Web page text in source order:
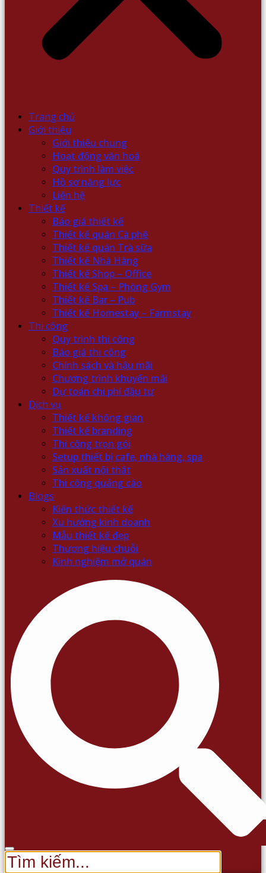
Trang chủ
Giới thiệu
Giới thiệu chung
Hoạt động văn hoá
Quy trình làm việc
Hồ sơ năng lực
Liên hệ
Thiết kế
Báo giá thiết kế
Thiết kế quán Cà phê
Thiết kế quán Trà sữa
Thiết kế Nhà Hàng
Thiết kế Shop – Office
Thiết kế Spa – Phòng Gym
Thiết kế Bar – Pub
Thiết kế Homestay – Farmstay
Thi công
Quy trình thi công
Báo giá thi công
Chính sách và hậu mãi
Chương trình khuyến mãi
Dự toán chi phí đầu tư
Dịch vụ
Thiết kế không gian
Thiết kế branding
Thi công trọn gói
Setup thiết bị cafe, nhà hàng, spa
Sản xuất nội thất
Thi công quảng cáo
Blogs
Kiến thức thiết kế
Xu hướng kinh doanh
Mẫu thiết kế đẹp
Thương hiệu chuỗi
Kinh nghiệm mở quán